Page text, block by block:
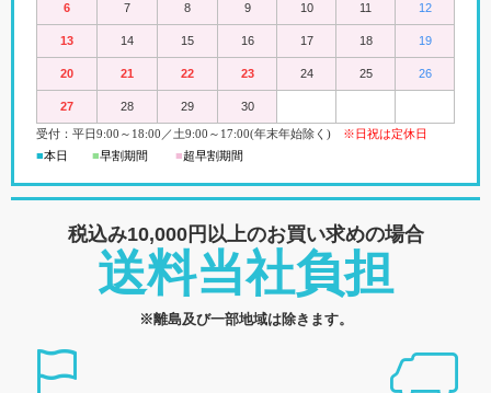
6 7 8 9 10 11 12
13 14 15 16 17 18 19
20 21 22 23 24 25 26
27 28 29 30
受付：平日9:00 ～18:00 ／ 土9:00 ～ 17:00(年末年始除く) ※日祝は定休日
■本日 ■早割期間 ■超早割期間
税込み10,000円以上のお買い求めの場合
送料当社負担
※離島及び一部地域は除きます。